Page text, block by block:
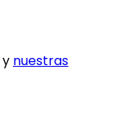
y nuestras